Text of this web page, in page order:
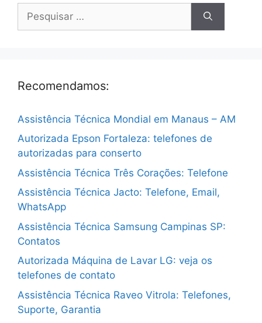
por:
Recomendamos:
Assistência Técnica Mondial em Manaus – AM
Autorizada Epson Fortaleza: telefones de
autorizadas para conserto
Assistência Técnica Três Corações: Telefone
Assistência Técnica Jacto: Telefone, Email,
WhatsApp
Assistência Técnica Samsung Campinas SP:
Contatos
Autorizada Máquina de Lavar LG: veja os
telefones de contato
Assistência Técnica Raveo Vitrola: Telefones,
Suporte, Garantia